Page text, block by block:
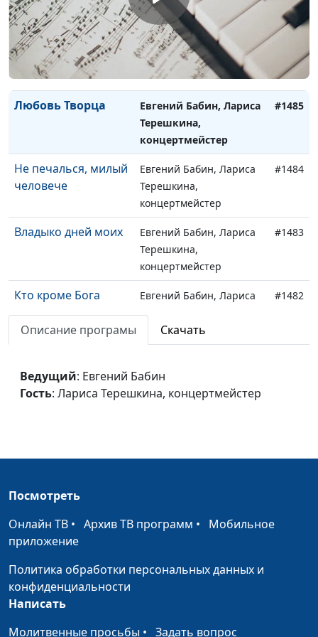
концертмейстер
Притча о плодах
Евгений Бабин, Лариса
Терешкина,
концертмейстер
Любовь Творца
Евгений Бабин, Лариса
Терешкина,
концертмейстер
#1485
Не печалься, милый
человече
Евгений Бабин, Лариса
Терешкина,
концертмейстер
#1484
Владыко дней моих
Евгений Бабин, Лариса
Терешкина,
концертмейстер
#1483
Кто кроме Бога
Евгений Бабин, Лариса
Терешкина,
концертмейстер
#1482
Твоей
Ты счастье
Елена Пологова
лист
Не грусти, милый
друг
Исчезают все Елена Пологова
Описание програмы Скачать
Ведущий: Евгений Бабин
Гость: Лариса Терешкина, концертмейстер
Посмотреть
Онлайн ТВ • Архив ТВ программ • Мобильное
приложение
Политика обработки персональных данных и
конфиденциальности
Написать
Молитвенные просьбы • Задать вопрос